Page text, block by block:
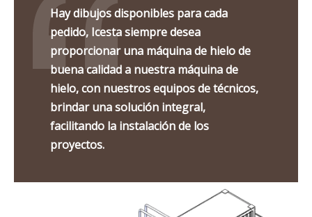
Hay dibujos disponibles para cada
pedido, Icesta siempre desea
proporcionar una máquina de hielo de
buena calidad a nuestra máquina de
hielo, con nuestros equipos de técnicos,
brindar una solución integral,
facilitando la instalación de los
proyectos.